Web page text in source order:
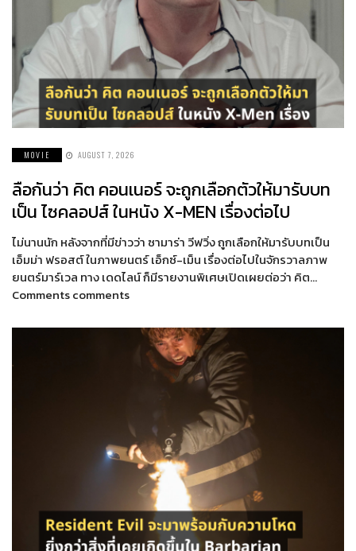
MOVIE AUGUST 7, 2026
ลือกันว่า คิต คอนเนอร์ จะถูกเลือกตัวให้มารับบท
เป็น ไซคลอปส์ ในหนัง X-MEN เรื่องต่อไป
ไม่นานนัก หลังจากที่มีข่าวว่า ซามาร่า วีฟวิ่ง ถูกเลือกให้มารับบทเป็น
เอ็มม่า ฟรอสต์ ในภาพยนตร์ เอ็กซ์-เม็น เรื่องต่อไปในจักรวาลภาพ
ยนตร์มาร์เวล ทาง เดดไลน์ ก็มีรายงานพิเศษเปิดเผยต่อว่า คิต…
Comments comments